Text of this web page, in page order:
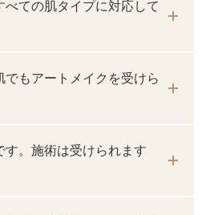
べての肌タイプに対応して
でもアートメイクを受けら
す。施術は受けられます